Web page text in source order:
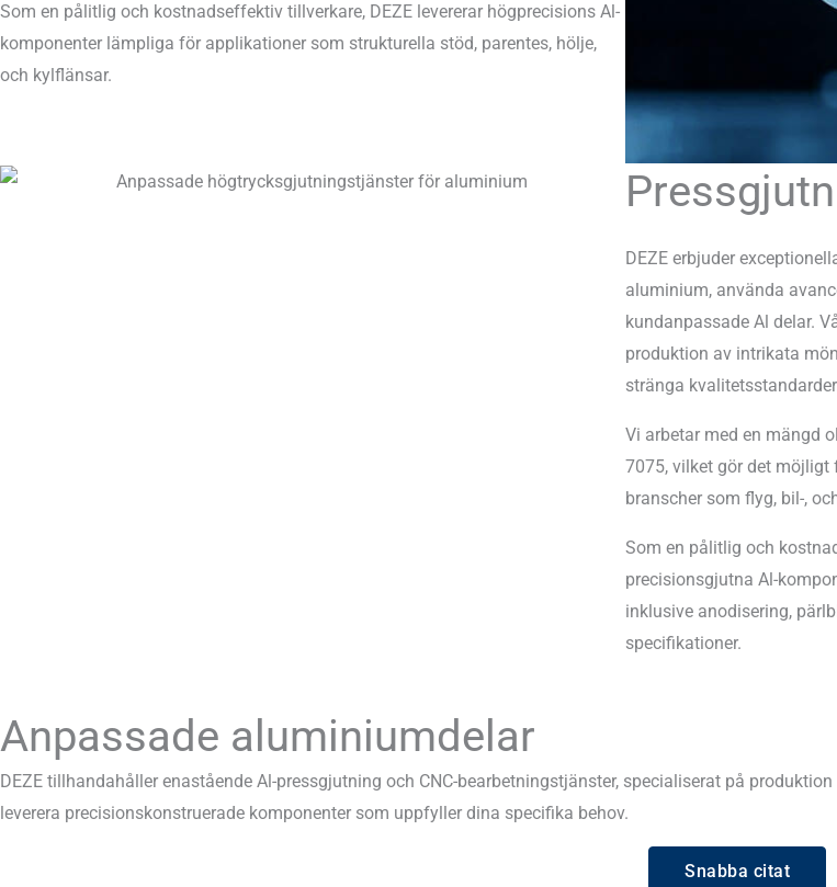
Som en pålitlig och kostnadseffektiv tillverkare, DEZE levererar högprecisions Al-
komponenter lämpliga för applikationer som strukturella stöd, parentes, hölje,
och kylflänsar.
DEZE erbjuder
aluminium, använda
kundanpassade Al delar.
produktion av intrikata
stränga
Vi arbetar med en mängd
7075, vilket gör det
branscher som flyg, bil-,
Som en pålitlig och
precisionsgjutna Al-
inklusive anodisering,
specifikationer.
Anpassade aluminiumdelar
DEZE tillhandahåller enastående Al-pressgjutning och CNC-bearbetningstjänster, specialiserat på
leverera precisionskonstruerade komponenter som uppfyller dina specifika behov.
Snabba citat